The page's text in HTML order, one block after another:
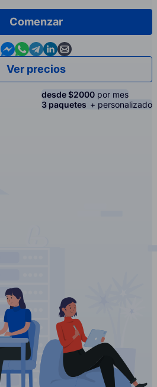
Comenzar
Contact us in Messenger
Contact us in WhatsApp
Contact us in Telegram
Contact us in Linkedin
Contact us by email
Ver precios
desde $2000 por mes
3 paquetes + personalizado